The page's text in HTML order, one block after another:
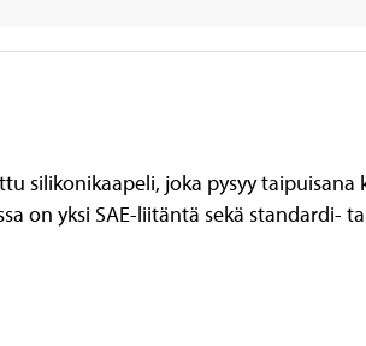
silikonikaapeli, joka pysyy
on yksi SAE-liitäntä sekä